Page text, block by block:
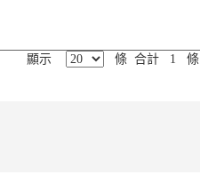
顯示 條 合計 1 條